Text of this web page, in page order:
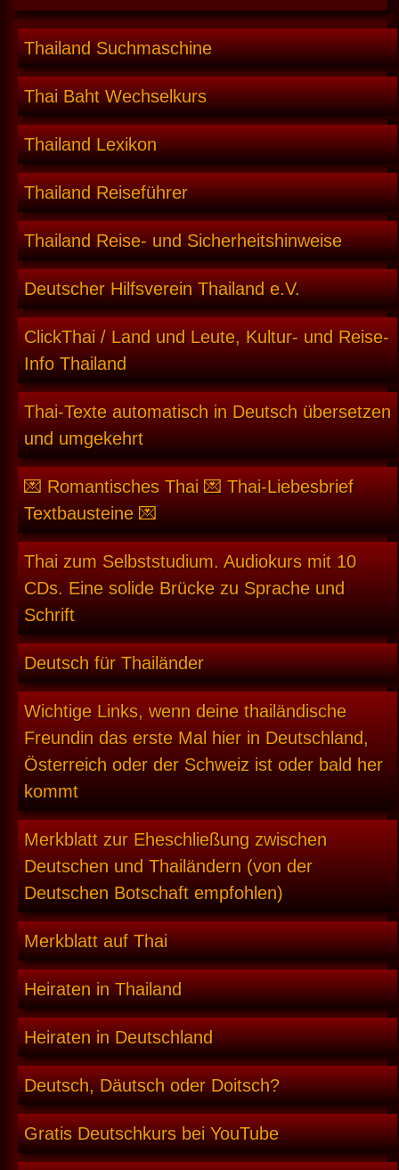
Thailand Suchmaschine
Thai Baht Wechselkurs
Thailand Lexikon
Thailand Reiseführer
Thailand Reise- und Sicherheitshinweise
Deutscher Hilfsverein Thailand e.V.
ClickThai / Land und Leute, Kultur- und Reise-
Info Thailand
Thai-Texte automatisch in Deutsch übersetzen
und umgekehrt
💌 Romantisches Thai 💌 Thai-Liebesbrief
Textbausteine 💌
Thai zum Selbststudium. Audiokurs mit 10
CDs. Eine solide Brücke zu Sprache und
Schrift
Deutsch für Thailänder
Wichtige Links, wenn deine thailändische
Freundin das erste Mal hier in Deutschland,
Österreich oder der Schweiz ist oder bald her
kommt
Merkblatt zur Eheschließung zwischen
Deutschen und Thailändern (von der
Deutschen Botschaft empfohlen)
Merkblatt auf Thai
Heiraten in Thailand
Heiraten in Deutschland
Deutsch, Däutsch oder Doitsch?
Gratis Deutschkurs bei YouTube